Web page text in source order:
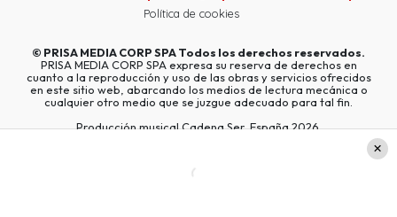
Política de cookies
© PRISA MEDIA CORP SPATodos los derechos reservados.
PRISA MEDIA CORP SPA expresa su reserva de derechos en
cuanto a la reproducción y uso de las obras y servicios ofrecidos
en este sitio web, abarcando los medios de lectura mecánica o
cualquier otro medio que se juzgue adecuado para tal fin.
Producción musical Cadena Ser, España 2026.